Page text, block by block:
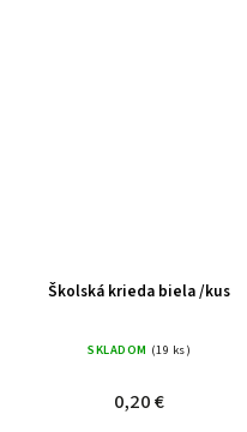
Školská krieda biela /kus
SKLADOM (19 ks)
0,20 €